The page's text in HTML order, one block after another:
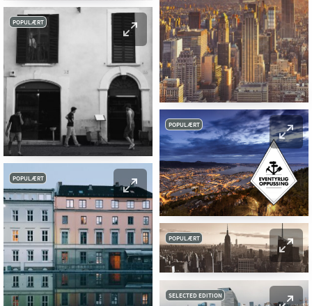
POPULÆRT
POPULÆRT
POPULÆRT
POPULÆRT
SELECTED EDITION